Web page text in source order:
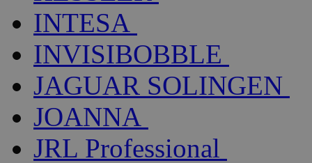
INTESA
INVISIBOBBLE
JAGUAR SOLINGEN
JOANNA
JRL Professional